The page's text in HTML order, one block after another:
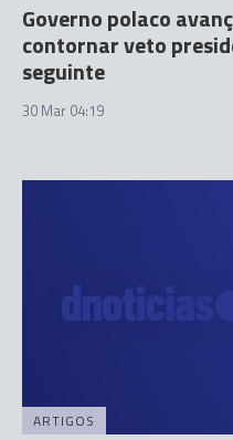
Governo polaco
contornar veto
seguinte
30 Mar 04:19
ARTIGOS